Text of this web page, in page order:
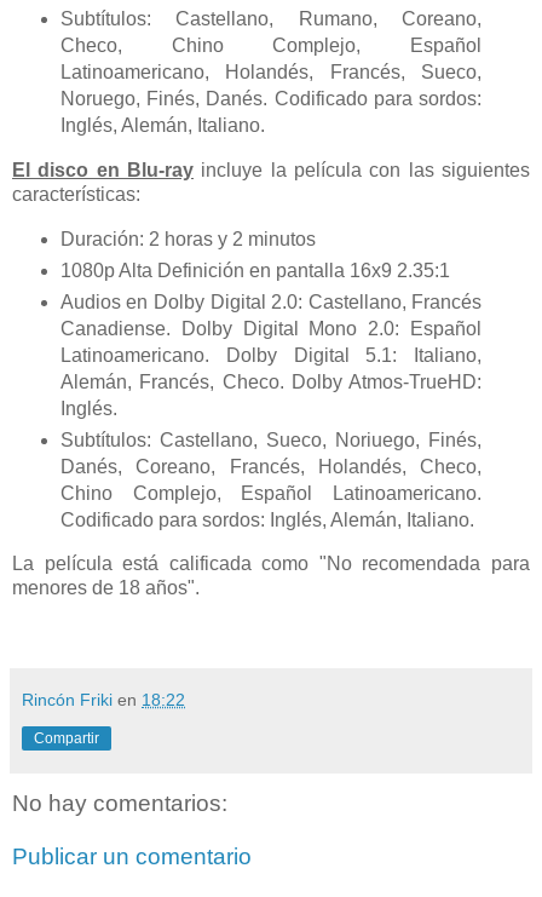
Subtítulos: Castellano, Rumano, Coreano,
Checo, Chino Complejo, Español
Latinoamericano, Holandés, Francés, Sueco,
Noruego, Finés, Danés. Codificado para sordos:
Inglés, Alemán, Italiano.
El disco en Blu-ray incluye la película con las siguientes
características:
Duración: 2 horas y 2 minutos
1080p Alta Definición en pantalla 16x9 2.35:1
Audios en Dolby Digital 2.0: Castellano, Francés
Canadiense. Dolby Digital Mono 2.0: Español
Latinoamericano. Dolby Digital 5.1: Italiano,
Alemán, Francés, Checo. Dolby Atmos-TrueHD:
Inglés.
Subtítulos: Castellano, Sueco, Noriuego, Finés,
Danés, Coreano, Francés, Holandés, Checo,
Chino Complejo, Español Latinoamericano.
Codificado para sordos: Inglés, Alemán, Italiano.
La película está calificada como "No recomendada para
menores de 18 años".
Rincón Friki en 18:22
Compartir
No hay comentarios:
Publicar un comentario